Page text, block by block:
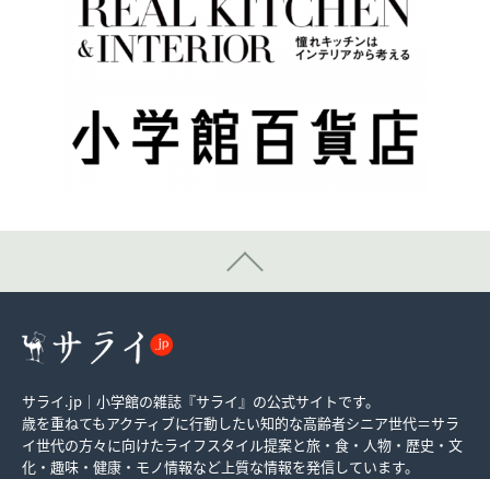
サライ.jp｜小学館の雑誌『サライ』の公式サイトです。
歳を重ねてもアクティブに行動したい知的な高齢者シニア世代＝サラ
イ世代の方々に向けたライフスタイル提案と旅・食・人物・歴史・文
化・趣味・健康・モノ情報など上質な情報を発信しています。